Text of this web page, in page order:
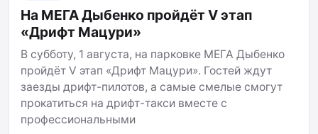
На МЕГА Дыбенко пройдёт V этап
«Дрифт Мацури»
В субботу, 1 августа, на парковке МЕГА Дыбенко
пройдёт V этап «Дрифт Мацури». Гостей ждут
заезды дрифт-пилотов, а самые смелые смогут
прокатиться на дрифт-такси вместе с
профессиональными